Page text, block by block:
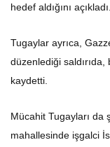
hedef aldığını açıkladı.
Tugaylar ayrıca,
düzenlediği
kaydetti.
Mücahit Tugayları da
mahallesinde işgalci